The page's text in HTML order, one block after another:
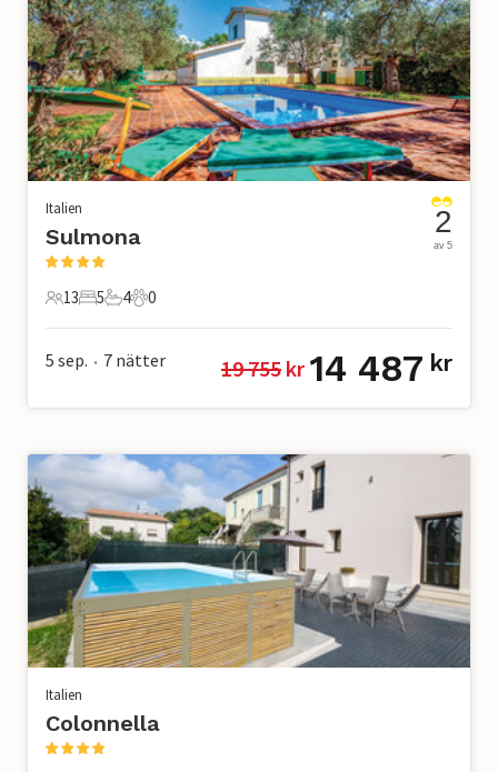
Italien
Sulmona
13 Gäster
13
5 Sovrum
5
4 Badrum
4
0 Husdjur
0
2
av 5
5 sep. • 7 nätter 19 755 kr 14 487 kr
Italien
Colonnella